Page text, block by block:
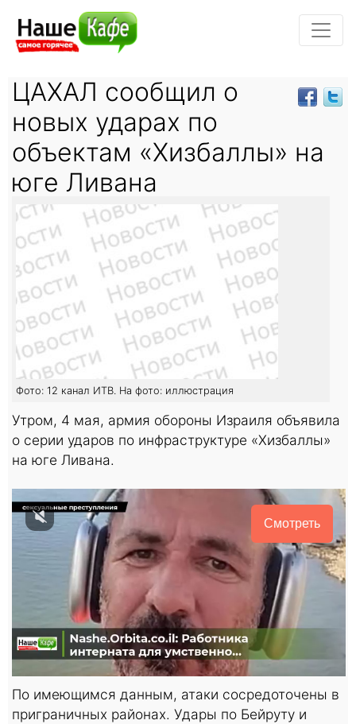
ЦАХАЛ сообщил о
новых ударах по
объектам «Хизбаллы» на
юге Ливана
Фото: 12 канал ИТВ. На фото: иллюстрация
Утром, 4 мая, армия обороны Израиля объявила
о серии ударов по инфраструктуре «Хизбаллы»
на юге Ливана.
Смотреть
По имеющимся данным, атаки сосредоточены в
приграничных районах. Удары по Бейруту и